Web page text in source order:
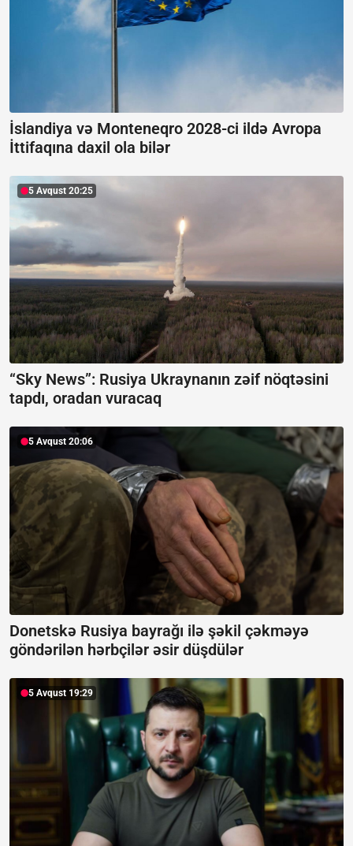
İslandiya və Monteneqro 2028-ci ildə Avropa
İttifaqına daxil ola bilər
5 Avqust 20:25
“Sky News”: Rusiya Ukraynanın zəif nöqtəsini
tapdı, oradan vuracaq
5 Avqust 20:06
Donetskə Rusiya bayrağı ilə şəkil çəkməyə
göndərilən hərbçilər əsir düşdülər
5 Avqust 19:29